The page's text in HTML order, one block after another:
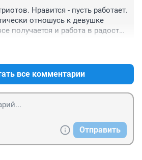
Нравится - пусть работает.
отношусь к девушке
получается и работа в радость,
трубой в любую погоду и
уже сварить не возможно
ли она это.
все комментарии
Отправить